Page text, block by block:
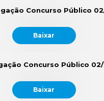
Concurso Público
Baixar
Concurso Público
Baixar